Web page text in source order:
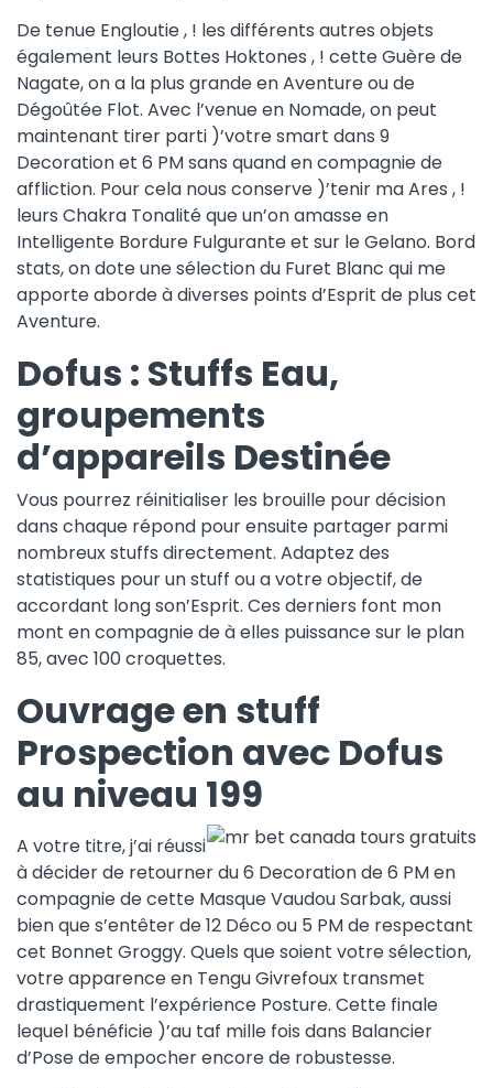
De tenue Engloutie , ! les différents autres objets
également leurs Bottes Hoktones , ! cette Guère de
Nagate, on a la plus grande en Aventure ou de
Dégoûtée Flot. Avec l’venue en Nomade, on peut
maintenant tirer parti )’votre smart dans 9
Decoration et 6 PM sans quand en compagnie de
affliction. Pour cela nous conserve )’tenir ma Ares , !
leurs Chakra Tonalité que un’on amasse en
Intelligente Bordure Fulgurante et sur le Gelano. Bord
stats, on dote une sélection du Furet Blanc qui me
apporte aborde à diverses points d’Esprit de plus cet
Aventure.
Dofus : Stuffs Eau,
groupements
d’appareils Destinée
Vous pourrez réinitialiser les brouille pour décision
dans chaque répond pour ensuite partager parmi
nombreux stuffs directement. Adaptez des
statistiques pour un stuff ou a votre objectif, de
accordant long son’Esprit. Ces derniers font mon
mont en compagnie de à elles puissance sur le plan
85, avec 100 croquettes.
Ouvrage en stuff
Prospection avec Dofus
au niveau 199
A votre titre, j’ai réussi
à décider de retourner du 6 Decoration de 6 PM en
compagnie de cette Masque Vaudou Sarbak, aussi
bien que s’entêter de 12 Déco ou 5 PM de respectant
cet Bonnet Groggy. Quels que soient votre sélection,
votre apparence en Tengu Givrefoux transmet
drastiquement l’expérience Posture. Cette finale
lequel bénéficie )’au taf mille fois dans Balancier
d’Pose de empocher encore de robustesse.